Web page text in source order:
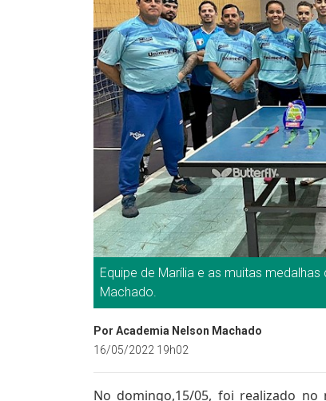
Equipe de Marília e as muitas
Machado.
Por Academia Nelson Machado
16/05/2022 19h02
No domingo,15/05, foi realizado no